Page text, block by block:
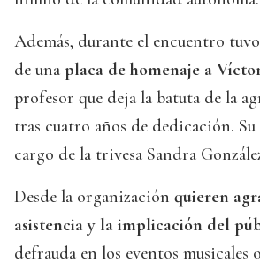
Además, durante el encuentro
de una placa de homenaje a
profesor que deja la batuta de la
tras cuatro años de dedicación. Su
cargo de la trivesa Sandra
Desde la organización quieren
asistencia y la implicación del
defrauda en los eventos musicales